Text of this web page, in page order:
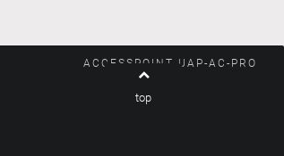
ACCESSPOINT UAP-AC-PRO
top